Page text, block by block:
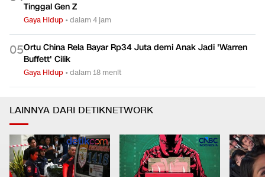
Tinggal Gen Z
Gaya Hidup •dalam 4 jam
05Ortu China Rela Bayar Rp34 Juta demi Anak Jadi 'Warren
Buffett' Cilik
Gaya Hidup •dalam 18 menit
LAINNYA DARI DETIKNETWORK